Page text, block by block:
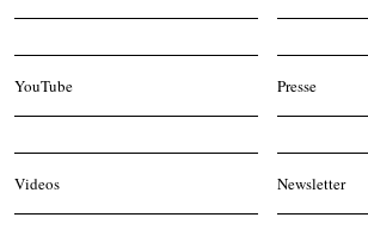
YouTube Presse
Videos Newsletter